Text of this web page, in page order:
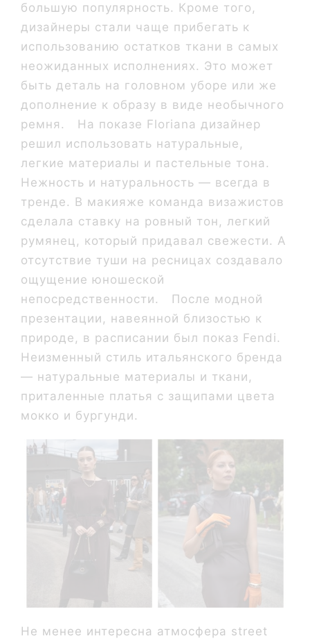
большую популярность. Кроме того,
дизайнеры стали чаще прибегать к
использованию остатков ткани в самых
неожиданных исполнениях. Это может
быть деталь на головном уборе или же
дополнение к образу в виде необычного
ремня. На показе Floriana дизайнер
решил использовать натуральные,
легкие материалы и пастельные тона.
Нежность и натуральность — всегда в
тренде. В макияже команда визажистов
сделала ставку на ровный тон, легкий
румянец, который придавал свежести. А
отсутствие туши на ресницах создавало
ощущение юношеской
непосредственности. После модной
презентации, навеянной близостью к
природе, в расписании был показ Fendi.
Неизменный стиль итальянского бренда
— натуральные материалы и ткани,
приталенные платья с защипами цвета
мокко и бургунди.
Не менее интересна атмосфера street